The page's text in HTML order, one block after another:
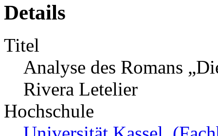
Details
Titel
Analyse des Romans
Rivera Letelier
Hochschule